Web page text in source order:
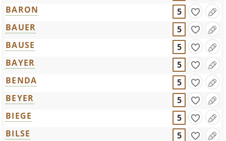
BARON
5
BAUER
5
BAUSE
5
BAYER
5
BENDA
5
BEYER
5
BIEGE
5
BILSE
5